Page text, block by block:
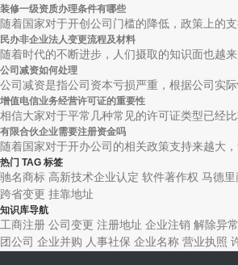
装修一级资质办理条件有哪些
随着国家对于开创公司门槛的降低，政策上的
民办非企业法人变更流程及材料
随着时代的不断进步，人们摄取的知识面也越
公司减资如何处理
公司减资是指公司资本亏损严重，根据公司实
增值电信业务经营许可证的重要性
相信大家对于平常几种常见的许可证类型已经
有限合伙企业需要注册资金吗
随着国家对于开办公司的相关政策支持来越大
热门 TAG 标签
驰名商标 高新技术企业认定 软件著作权 马德里
跨省变更 挂靠地址
知识库导航
工商注册 公司变更 注册地址 企业注销 解除异常
团公司 企业并购 人事社保 企业名称 营业执照